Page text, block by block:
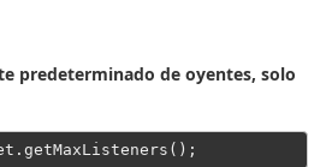
predeterminado de oyentes, solo